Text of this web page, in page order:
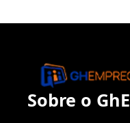
Sobre o